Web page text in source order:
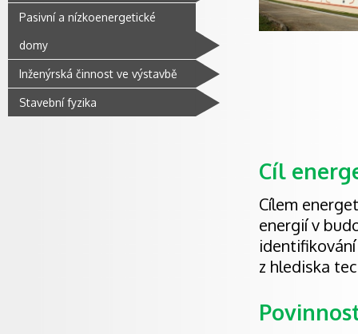
Cíl
Cílem
energií v
z hlediska
Pasivní a nízkoenergetické
domy
Inženýrská činnost ve výstavbě
Stavební fyzika